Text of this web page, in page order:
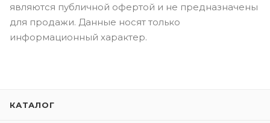
являются публичной офертой и не предназначены
для продажи. Данные носят только
информационный характер.
КАТАЛОГ